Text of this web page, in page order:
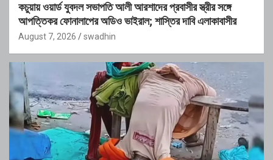
কচুয়ায় ওয়ার্ড যুবদল সভাপতি আলী আরশাদের প্রবাসীর স্ত্রীর সঙ্গে
আপত্তিকর ফোনালাপের অডিও ভাইরাল; শাস্তির দাবি এলাকাবাসীর
August 7, 2026 swadhin